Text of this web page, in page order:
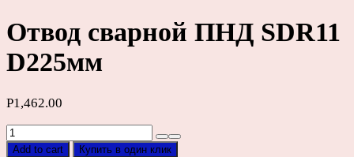
Отвод сварной ПНД SDR11
D225мм
Р1,462.00
Отвод
сварной
Add to cart Купить в один клик